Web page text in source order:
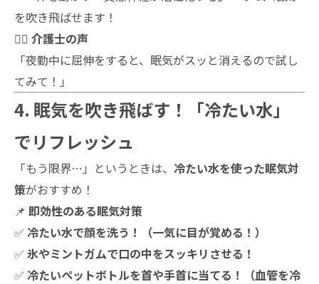
を吹き飛ばせます！
👩‍⚕️ 介護士の声
「夜勤中に屈伸をすると、眠気がスッと消えるので試し
てみて！」
4. 眠気を吹き飛ばす！「冷たい水」
でリフレッシュ
「もう限界…」というときは、 冷たい水を使った眠気対
策がおすすめ！
📌 即効性のある眠気対策
✅ 冷たい水で顔を洗う！（一気に目が覚める！）
✅ 氷やミントガムで口の中をスッキリさせる！
✅ 冷たいペットボトルを首や手首に当てる！（血管を冷